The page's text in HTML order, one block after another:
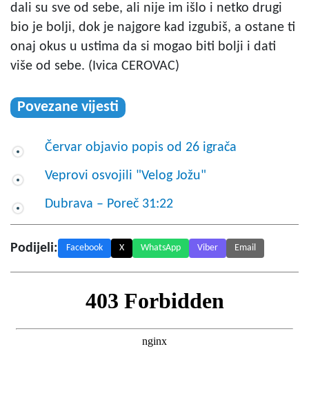
dali su sve od sebe, ali nije im išlo i netko drugi
bio je bolji, dok je najgore kad izgubiš, a ostane ti
onaj okus u ustima da si mogao biti bolji i dati
više od sebe. (Ivica CEROVAC)
Povezane vijesti
Červar objavio popis od 26 igrača
Veprovi osvojili "Velog Jožu"
Dubrava – Poreč 31:22
Podijeli: Facebook X WhatsApp Viber Email